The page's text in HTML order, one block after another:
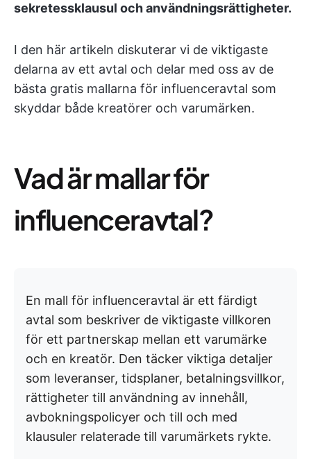
sekretessklausul och användningsrättigheter.
I den här artikeln diskuterar vi de viktigaste
delarna av ett avtal och delar med oss av de
bästa gratis mallarna för influenceravtal som
skyddar både kreatörer och varumärken.
Vad är mallar för
influenceravtal?
En mall för influenceravtal är ett färdigt
avtal som beskriver de viktigaste villkoren
för ett partnerskap mellan ett varumärke
och en kreatör. Den täcker viktiga detaljer
som leveranser, tidsplaner, betalningsvillkor,
rättigheter till användning av innehåll,
avbokningspolicyer och till och med
klausuler relaterade till varumärkets rykte.